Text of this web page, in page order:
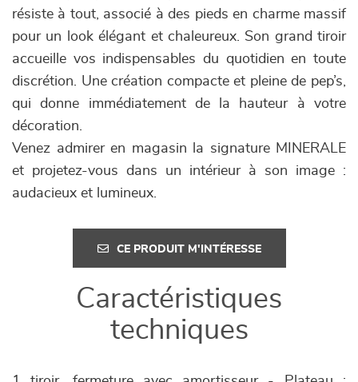
résiste à tout, associé à des pieds en charme massif
pour un look élégant et chaleureux. Son grand tiroir
accueille vos indispensables du quotidien en toute
discrétion. Une création compacte et pleine de pep’s,
qui donne immédiatement de la hauteur à votre
décoration.
Venez admirer en magasin la signature MINERALE
et projetez-vous dans un intérieur à son image :
audacieux et lumineux.
CE PRODUIT M'INTÉRESSE
Caractéristiques
techniques